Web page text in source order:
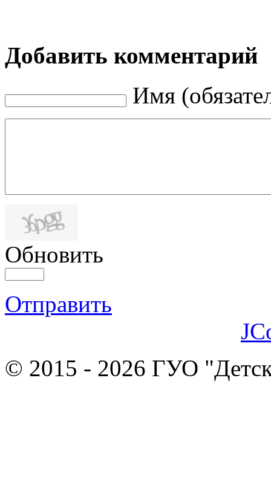
Добавить комментарий
Имя
Обновить
Отправить
© 2015 - 2026 ГУО